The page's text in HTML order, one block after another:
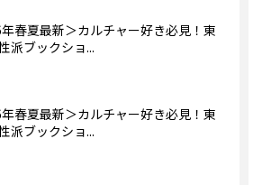
春夏最新＞カルチャー好き必見！東
派ブックショ...
春夏最新＞カルチャー好き必見！東
派ブックショ...